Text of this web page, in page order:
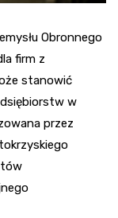
Obronnego
firm z
stanowić
w
przez